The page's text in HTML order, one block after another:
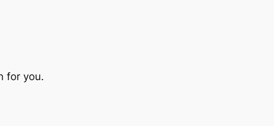
for you.